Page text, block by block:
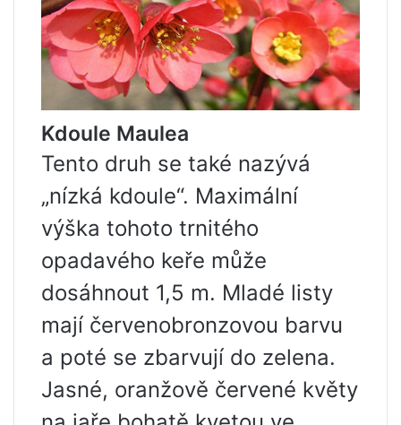
Kdoule Maulea
Tento druh se také nazývá
„nízká kdoule“. Maximální
výška tohoto trnitého
opadavého keře může
dosáhnout 1,5 m. Mladé listy
mají červenobronzovou barvu
a poté se zbarvují do zelena.
Jasné, oranžově červené květy